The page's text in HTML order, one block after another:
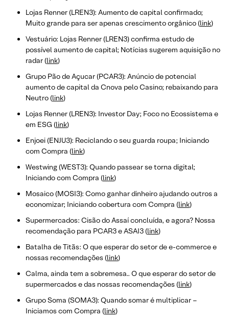
Lojas Renner (LREN3): Aumento de capital confirmado;
Muito grande para ser apenas crescimento orgânico (link)
Vestuário: Lojas Renner (LREN3) confirma estudo de
possível aumento de capital; Notícias sugerem aquisição no
radar (link)
Grupo Pão de Açucar (PCAR3): Anúncio de potencial
aumento de capital da Cnova pelo Casino; rebaixando para
Neutro (link)
Lojas Renner (LREN3): Investor Day; Foco no Ecossistema e
em ESG (link)
Enjoei (ENJU3): Reciclando o seu guarda roupa; Iniciando
com Compra (link)
Westwing (WEST3): Quando passear se torna digital;
Iniciando com Compra (link)
Mosaico (MOSI3): Como ganhar dinheiro ajudando outros a
economizar; Iniciando cobertura com Compra (link)
Supermercados: Cisão do Assaí concluída, e agora? Nossa
recomendação para PCAR3 e ASAI3 (link)
Batalha de Titãs: O que esperar do setor de e-commerce e
nossas recomendações (link)
Calma, ainda tem a sobremesa.. O que esperar do setor de
supermercados e das nossas recomendações (link)
Grupo Soma (SOMA3): Quando somar é multiplicar –
Iniciamos com Compra (link)